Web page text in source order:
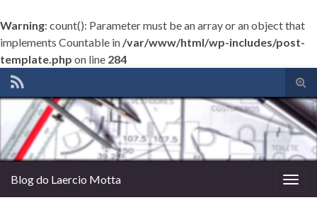
Warning: count(): Parameter must be an array or an object that
implements Countable in /var/www/html/wp-includes/post-
template.php on line 284
de
Blog do Laercio Motta